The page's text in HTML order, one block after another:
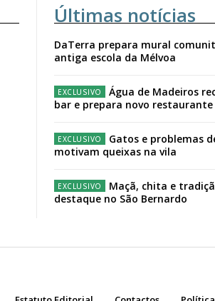
Últimas notícias
DaTerra prepara mural
antiga escola da Mélvoa
Água de Madeiros
bar e prepara novo restaurante
Gatos e problemas
motivam queixas na vila
Maçã, chita e
destaque no São Bernardo